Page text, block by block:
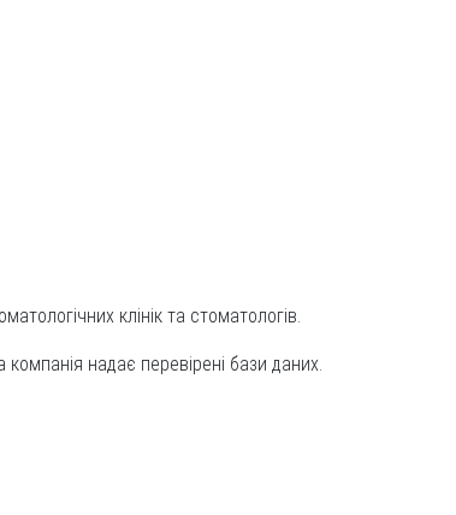
клінік та стоматологів.
надає перевірені бази даних.